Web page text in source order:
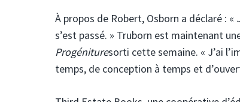
À propos de Robert, Osborn a déclaré :
s’est passé. » Truborn est maintenant
Progénituresorti cette semaine. « J’ai
temps, de conception à temps et